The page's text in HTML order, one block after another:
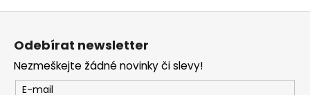
Z
Odebírat newsletter
Nezmeškejte žádné novinky či slevy!
E-mail